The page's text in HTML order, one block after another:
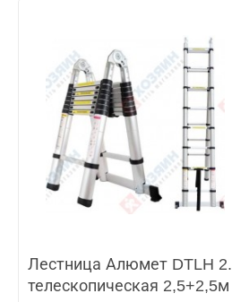
Лестница Алюмет DTLH
телескопическая 2,5+2,5м